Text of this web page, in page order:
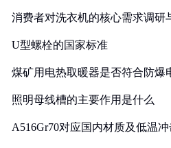
消费者对洗衣机的核心需求调研
U型螺栓的国家标准
煤矿用电热取暖器是否符合防爆
照明母线槽的主要作用是什么
A516Gr70对应国内材质及低温